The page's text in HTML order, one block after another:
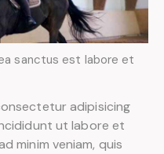
sanctus est labore et
adipisicing
ut labore et
minim veniam, quis